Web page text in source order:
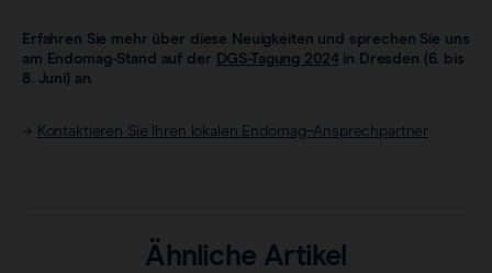
Erfahren Sie mehr über diese Neuigkeiten und sprechen Sie uns
am Endomag-Stand auf der DGS-Tagung 2024 in Dresden (6. bis
8. Juni) an.
→ Kontaktieren Sie Ihren lokalen Endomag–Ansprechpartner
Ähnliche Artikel